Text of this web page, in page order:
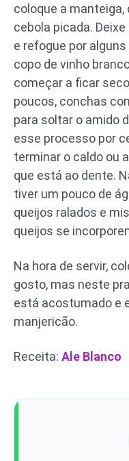
coloque a manteiga,
cebola picada.
e refogue por
copo de vinho
começar a ficar
poucos, conchas
para soltar o amido
esse processo por
terminar o caldo ou
que está ao dente.
tiver um pouco de
queijos ralados e
queijos se
Na hora de servir,
gosto, mas neste
está acostumado e
manjericão.
Receita: Ale Blanco